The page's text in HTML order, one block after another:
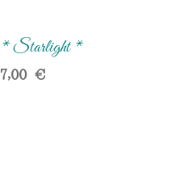
* Starlight *
7,00€